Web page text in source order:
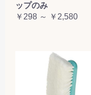
ップのみ
￥298 ～ ￥2,580